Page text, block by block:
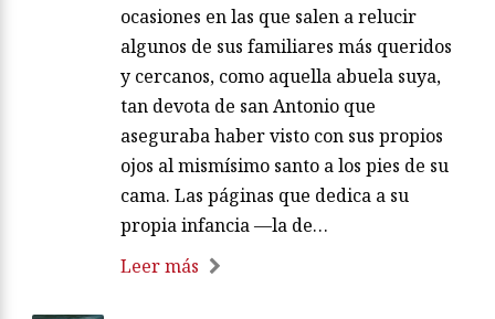
ocasiones en las que salen a relucir
algunos de sus familiares más queridos
y cercanos, como aquella abuela suya,
tan devota de san Antonio que
aseguraba haber visto con sus propios
ojos al mismísimo santo a los pies de su
cama. Las páginas que dedica a su
propia infancia —la de…
Leer más